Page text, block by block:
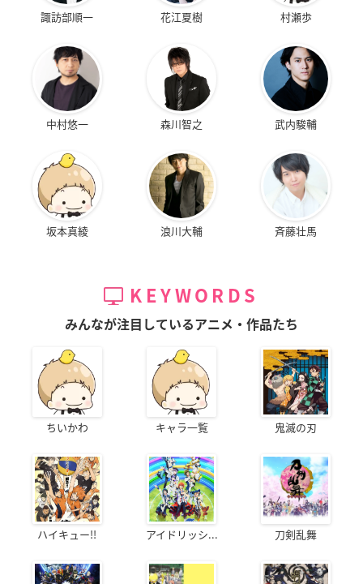
諏訪部順一 花江夏樹 村瀬歩
中村悠一 森川智之 武内駿輔
坂本真綾 浪川大輔 斉藤壮馬
KEYWORDS
みんなが注目しているアニメ・作品たち
ちいかわ キャラ一覧 鬼滅の刃
ハイキュー!! アイドリッシ... 刀剣乱舞